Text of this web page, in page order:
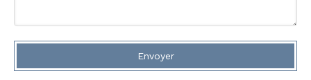
Envoyer